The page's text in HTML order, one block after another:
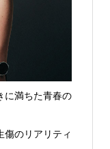
に満ちた青春の
のリアリティ